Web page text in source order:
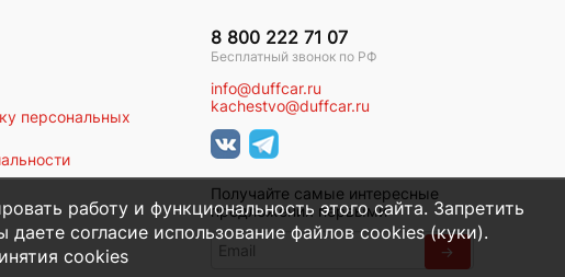
персональных
8 800 222 71 07
Бесплатный звонок по РФ
info@duffcar.ru
kachestvo@duffcar.ru
Получайте самые интересные
предложения первыми
→
работу и функциональность этого сайта. Запретить
согласие использование файлов cookies (куки).
сookies